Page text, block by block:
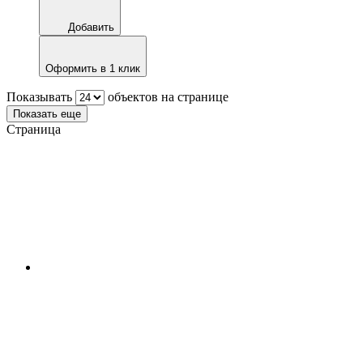
Добавить
Оформить в 1 клик
Показывать объектов на странице
Показать еще
Страница